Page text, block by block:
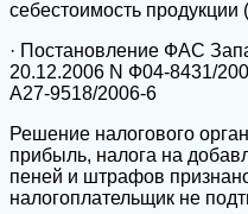
себестоимость продукции
· Постановление ФАС
20.12.2006 N Ф04-8431/
А27-9518/2006-6
Решение налогового
прибыль, налога на
пеней и штрафов
налогоплательщик не